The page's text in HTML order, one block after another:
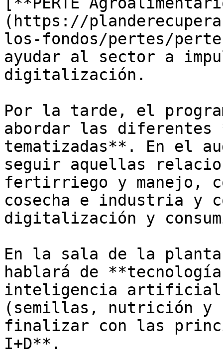
(https://
los-fondos/pertes/
ayudar al sector a
digitalización.
Por la tarde, el
abordar las diferentes
tematizadas**. En el
seguir aquellas
fertirriego y manejo,
cosecha e industria y
digitalización y
En la sala de la
hablará de
inteligencia artificial,
(semillas, nutrición y
finalizar con las
I+D**.